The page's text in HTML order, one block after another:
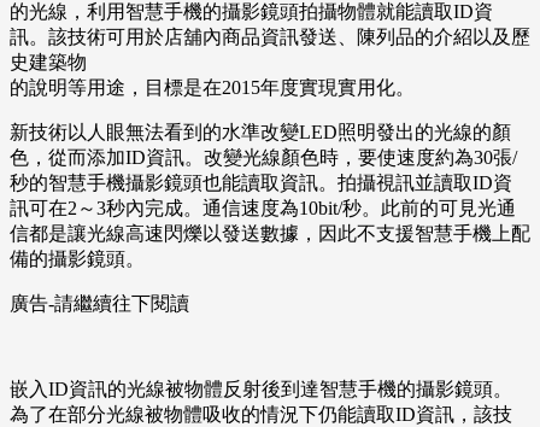
的光線，利用智慧手機的攝影鏡頭拍攝物體就能讀取ID資
訊。該技術可用於店舖內商品資訊發送、陳列品的介紹以及歷
史建築物
的說明等用途，目標是在2015年度實現實用化。
新技術以人眼無法看到的水準改變LED照明發出的光線的顏
色，從而添加ID資訊。改變光線顏色時，要使速度約為30張/
秒的智慧手機攝影鏡頭也能讀取資訊。拍攝視訊並讀取ID資
訊可在2～3秒內完成。通信速度為10bit/秒。此前的可見光通
信都是讓光線高速閃爍以發送數據，因此不支援智慧手機上配
備的攝影鏡頭。
廣告-請繼續往下閱讀
嵌入ID資訊的光線被物體反射後到達智慧手機的攝影鏡頭。
為了在部分光線被物體吸收的情況下仍能讀取ID資訊，該技